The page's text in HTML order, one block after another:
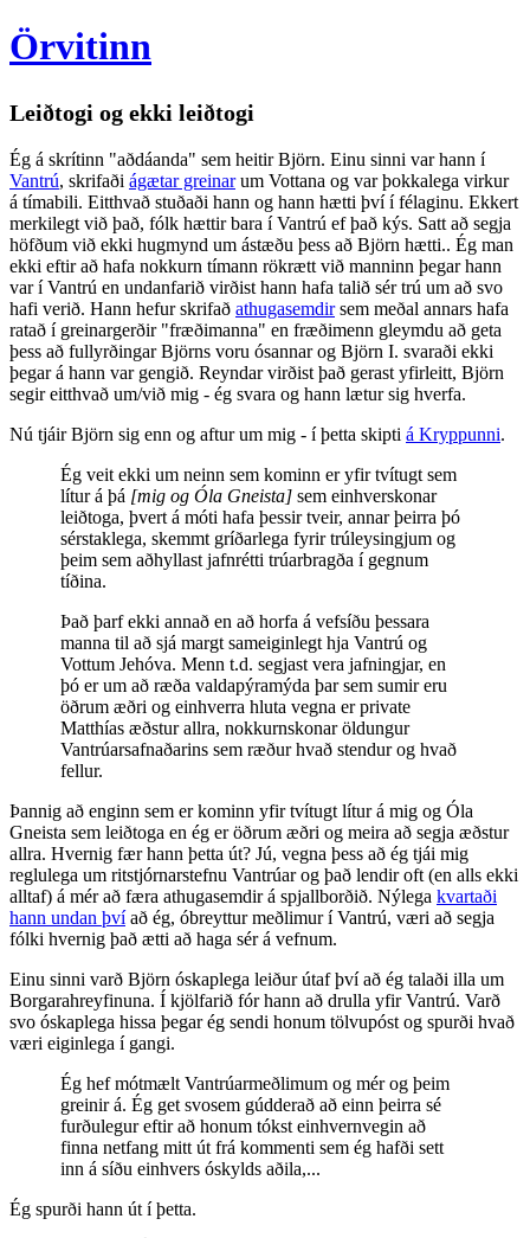
Örvitinn
Leiðtogi og ekki leiðtogi
Ég á skrítinn "aðdáanda" sem heitir Björn. Einu sinni var hann í
Vantrú, skrifaði ágætar greinarum Vottana og var þokkalega virkur
á tímabili. Eitthvað stuðaði hann og hann hætti því í félaginu. Ekkert
merkilegt við það, fólk hættir bara í Vantrú ef það kýs. Satt að segja
höfðum við ekki hugmynd um ástæðu þess að Björn hætti.. Ég man
ekki eftir að hafa nokkurn tímann rökrætt við manninn þegar hann
var í Vantrú en undanfarið virðist hann hafa talið sér trú um að svo
hafi verið. Hann hefur skrifað athugasemdirsem meðal annars hafa
ratað í greinargerðir "fræðimanna" en fræðimenn gleymdu að geta
þess að fullyrðingar Björns voru ósannar og Björn I. svaraði ekki
þegar á hann var gengið. Reyndar virðist það gerast yfirleitt, Björn
segir eitthvað um/við mig - ég svara og hann lætur sig hverfa.
Nú tjáir Björn sig enn og aftur um mig - í þetta skipti á Kryppunni.
Ég veit ekki um neinn sem kominn er yfir tvítugt sem
lítur á þá [mig og Óla Gneista] sem einhverskonar
leiðtoga, þvert á móti hafa þessir tveir, annar þeirra þó
sérstaklega, skemmt gríðarlega fyrir trúleysingjum og
þeim sem aðhyllast jafnrétti trúarbragða í gegnum
tíðina.
Það þarf ekki annað en að horfa á vefsíðu þessara
manna til að sjá margt sameiginlegt hja Vantrú og
Vottum Jehóva. Menn t.d. segjast vera jafningjar, en
þó er um að ræða valdapýramýda þar sem sumir eru
öðrum æðri og einhverra hluta vegna er private
Matthías æðstur allra, nokkurnskonar öldungur
Vantrúarsafnaðarins sem ræður hvað stendur og hvað
fellur.
Þannig að enginn sem er kominn yfir tvítugt lítur á mig og Óla
Gneista sem leiðtoga en ég er öðrum æðri og meira að segja æðstur
allra. Hvernig fær hann þetta út? Jú, vegna þess að ég tjái mig
reglulega um ritstjórnarstefnu Vantrúar og það lendir oft (en alls ekki
alltaf) á mér að færa athugasemdir á spjallborðið. Nýlega kvartaði
hann undan því að ég, óbreyttur meðlimur í Vantrú, væri að segja
fólki hvernig það ætti að haga sér á vefnum.
Einu sinni varð Björn óskaplega leiður útaf því að ég talaði illa um
Borgarahreyfinuna. Í kjölfarið fór hann að drulla yfir Vantrú. Varð
svo óskaplega hissa þegar ég sendi honum tölvupóst og spurði hvað
væri eiginlega í gangi.
Ég hef mótmælt Vantrúarmeðlimum og mér og þeim
greinir á. Ég get svosem gúdderað að einn þeirra sé
furðulegur eftir að honum tókst einhvernvegin að
finna netfang mitt út frá kommenti sem ég hafði sett
inn á síðu einhvers óskylds aðila,...
Ég spurði hann út í þetta.